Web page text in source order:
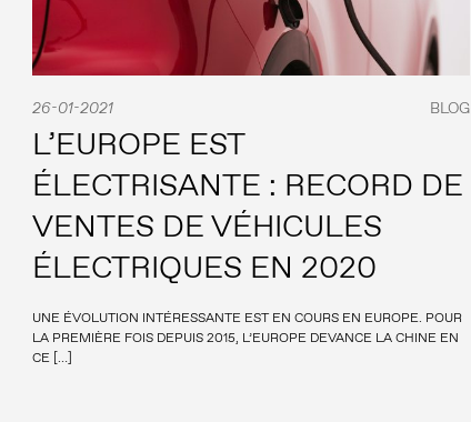
26-01-2021 BLOG
L’EUROPE EST
ÉLECTRISANTE : RECORD DE
VENTES DE VÉHICULES
ÉLECTRIQUES EN 2020
UNE ÉVOLUTION INTÉRESSANTE EST EN COURS EN EUROPE. POUR
LA PREMIÈRE FOIS DEPUIS 2015, L’EUROPE DEVANCE LA CHINE EN
CE […]